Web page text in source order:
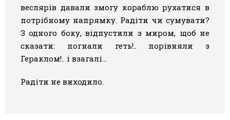
веслярів давали змогу кораблю рухатися в
потрібному напрямку. Радіти чи сумувати?
З одного боку, відпустили з миром, щоб не
сказати: погнали геть!.. порівняли з
Гераклом!.. і взагалі…
Радіти не виходило.